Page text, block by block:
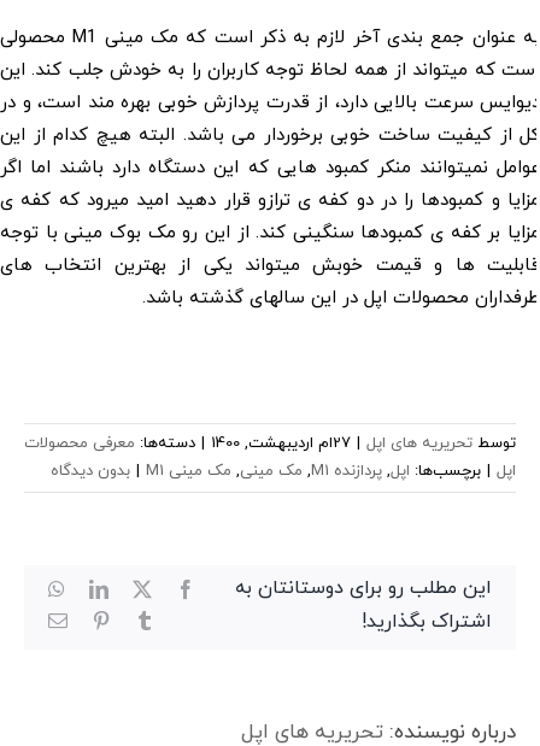
به عنوان جمع بندی آخر لازم به ذکر است که مک مینی M1 محصولی
که میتواند از همه لحاظ توجه کاربران را به خودش جلب کند. این
سرعت بالایی دارد، از قدرت پردازش خوبی بهره مند است، و در
از کیفیت ساخت خوبی برخوردار می باشد. البته هیچ کدام از این
نمیتوانند منکر کمبود هایی که این دستگاه دارد باشند اما اگر
و کمبودها را در دو کفه ی ترازو قرار دهید امید میرود که کفه ی
بر کفه ی کمبودها سنگینی کند. از این رو مک بوک مینی با توجه
ها و قیمت خوبش میتواند یکی از بهترین انتخاب های
محصولات اپل در این سالهای گذشته باشد.
توسطتحریریه های اپل | 27ام اردیبهشت, 1400 | دسته‌ها:معرفی محصولات
| برچسب‌ها:اپل ,پردازنده M1 ,مک مینی,مک مینی M1 | بدون دیدگاه
این مطلب رو برای دوستانتان به
اشتراک بگذارید!
Facebook
X
LinkedIn
Tumblr
Pinterest
ایمیل
درباره نویسنده:تحریریه های اپل